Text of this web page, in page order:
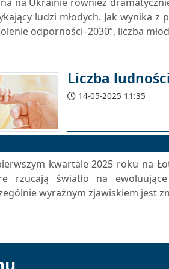
ludzi młodych. Jak wynika
odporności–2030”, liczba
Liczba
14-05-2025 11:35
kwartale 2025 roku na
rzucają światło na
wyraźnym zjawiskiem jest